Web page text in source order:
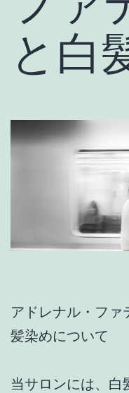
と白
アドレナル・ファ
髪染めについて
当サロンには、白